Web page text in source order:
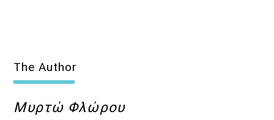
The Author
Μυρτώ Φλώρου